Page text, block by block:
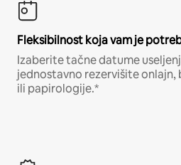
Fleksibilnost koja vam je
Izaberite tačne datume
jednostavno rezervišite onlajn,
ili papirologije.*